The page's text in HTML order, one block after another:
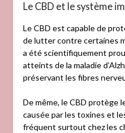
Le CBD et le système
Le CBD est capable de
de lutter contre certaines
a été scientifiquement
atteints de la maladie
préservant les fibres
De même, le CBD protège
causée par les toxines et
fréquent surtout chez les